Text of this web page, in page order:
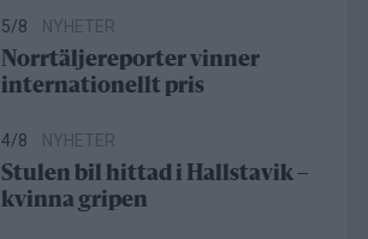
5/8 NYHETER
Norrtäljereporter vinner
internationellt pris
4/8 NYHETER
Stulen bil hittad i Hallstavik –
kvinna gripen